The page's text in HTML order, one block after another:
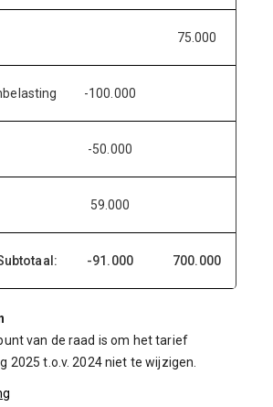
75.000
-100.000
-50.000
59.000
-91.000 700.000
van de raad is om het tarief
2025 t.o.v. 2024 niet te wijzigen.